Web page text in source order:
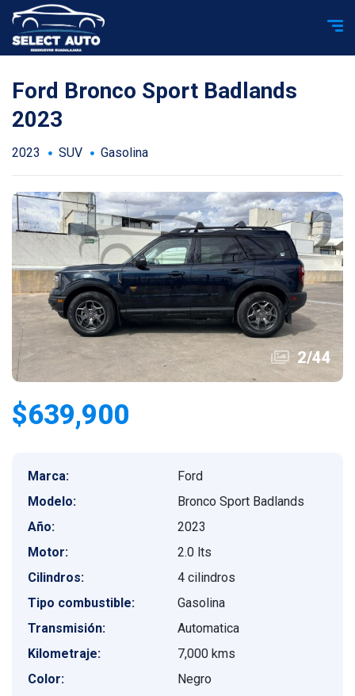
Ford Bronco Sport Badlands
2023
2023 SUV Gasolina
2/44
$639,900
Marca:
Ford
Modelo:
Bronco Sport Badlands
Año:
2023
Motor:
2.0 lts
Cilindros:
4 cilindros
Tipo combustible:
Gasolina
Transmisión:
Automatica
Kilometraje:
7,000 kms
Color:
Negro